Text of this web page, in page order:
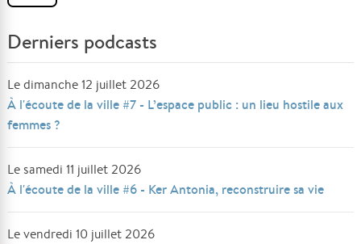
Derniers podcasts
Le dimanche 12 juillet 2026
À l'écoute de la ville #7 - L’espace public : un lieu hostile aux
femmes ?
Le samedi 11 juillet 2026
À l'écoute de la ville #6 - Ker Antonia, reconstruire sa vie
Le vendredi 10 juillet 2026